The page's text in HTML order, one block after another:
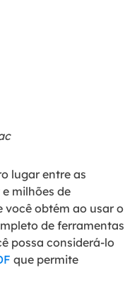
lugar entre as
milhões de
você obtém ao usar o
de ferramentas
possa considerá-lo
que permite